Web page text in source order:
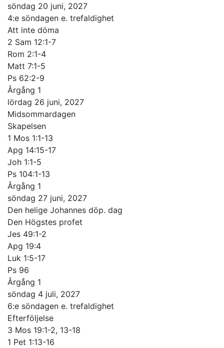
söndag 20 juni, 2027
4:e söndagen e. trefaldighet
Att inte döma
2 Sam 12:1-7
Rom 2:1-4
Matt 7:1-5
Ps 62:2-9
Årgång 1
lördag 26 juni, 2027
Midsommardagen
Skapelsen
1 Mos 1:1-13
Apg 14:15-17
Joh 1:1-5
Ps 104:1-13
Årgång 1
söndag 27 juni, 2027
Den helige Johannes döp. dag
Den Högstes profet
Jes 49:1-2
Apg 19:4
Luk 1:5-17
Ps 96
Årgång 1
söndag 4 juli, 2027
6:e söndagen e. trefaldighet
Efterföljelse
3 Mos 19:1-2, 13-18
1 Pet 1:13-16